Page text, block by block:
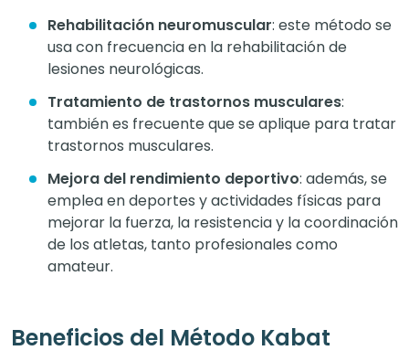
Rehabilitación neuromuscular: este método se
usa con frecuencia en la rehabilitación de
lesiones neurológicas.
Tratamiento de trastornos musculares:
también es frecuente que se aplique para tratar
trastornos musculares.
Mejora del rendimiento deportivo: además, se
emplea en deportes y actividades físicas para
mejorar la fuerza, la resistencia y la coordinación
de los atletas, tanto profesionales como
amateur.
Beneficios del Método Kabat